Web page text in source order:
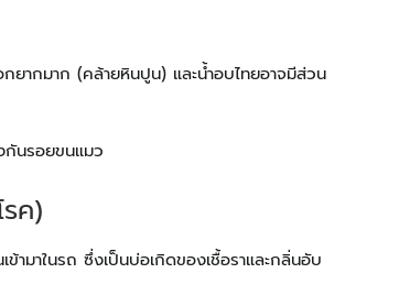
ยากมาก (คล้ายหินปูน) และน้ำอบไทยอาจมีส่วน
กันรอยขนแมว
ค)
ามาในรถ ซึ่งเป็นบ่อเกิดของเชื้อราและกลิ่นอับ